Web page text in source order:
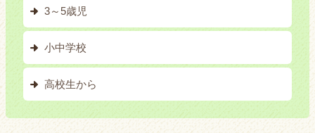
3～5歳児
小中学校
高校生から